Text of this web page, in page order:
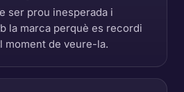
ser prou inesperada i
la marca perquè es recordi
moment de veure-la.